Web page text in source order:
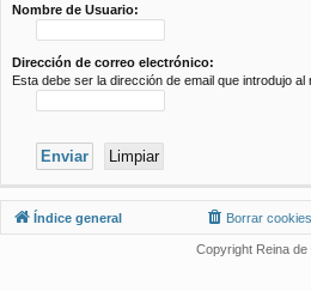
Nombre de Usuario:
Dirección de correo electrónico:
Esta debe ser la dirección de email que introdujo al
Índice general Borrar cookies
Copyright Reina de